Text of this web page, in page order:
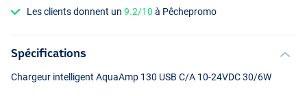
Les clients donnent un9.2/10 à Pêchepromo
Spécifications
Chargeur intelligent AquaAmp 130 USB C/A 10-24VDC 30/6W